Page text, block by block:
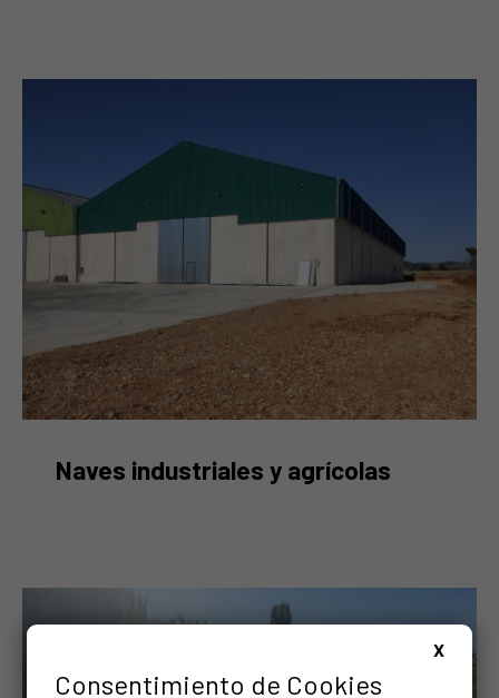
Naves industriales y agrícolas
X
Consentimiento de Cookies